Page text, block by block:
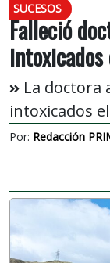
SUCESOS
Falleció
intoxicados
La doctora
intoxicados
Por: Redacción